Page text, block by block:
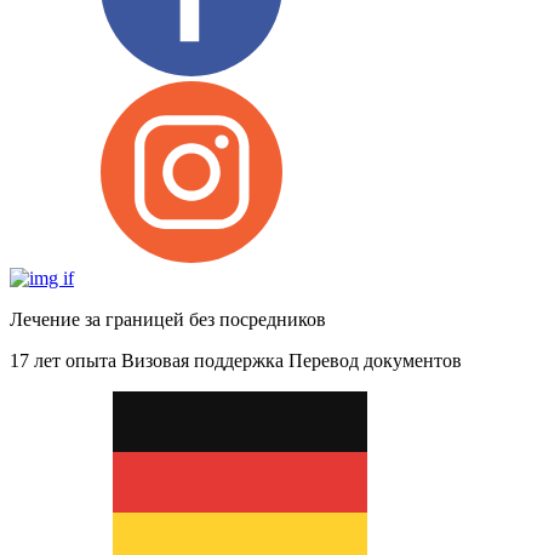
Лечение за границей без посредников
17 лет опыта Визовая поддержка Перевод документов